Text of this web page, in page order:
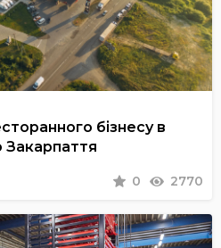
бізнесу в
Закарпаття
0 2770